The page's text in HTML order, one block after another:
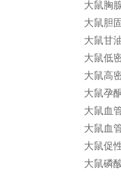
大鼠胸
大鼠胆
大鼠甘
大鼠低
大鼠高
大鼠孕
大鼠血
大鼠血
大鼠促
大鼠磷